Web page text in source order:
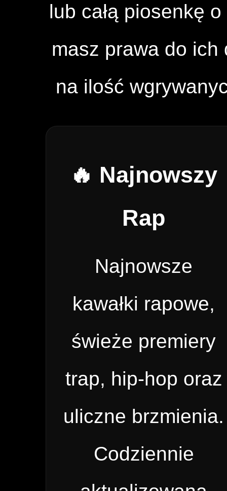
lub całą piosenkę
masz prawa do
na ilość
🔥 Najnowszy
Rap
Najnowsze
kawałki rapowe,
świeże premiery
trap, hip-hop oraz
uliczne brzmienia.
Codziennie